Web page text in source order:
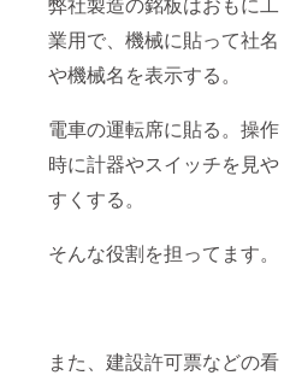
業用で、機械に貼って社名
や機械名を表示する。
電車の運転席に貼る。操作
時に計器やスイッチを見や
すくする。
そんな役割を担ってます。
また、建設許可票などの看